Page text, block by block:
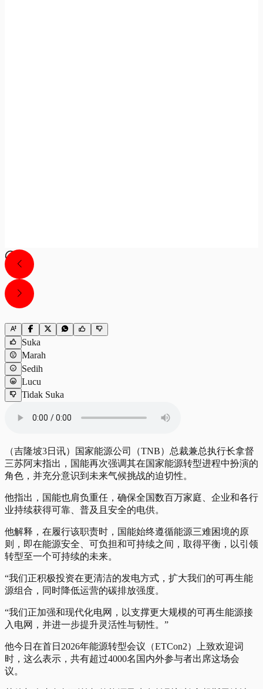
Suka
Marah
Sedih
Lucu
Tidak Suka
（吉隆坡3日讯）国家能源公司（TNB）总裁兼总执行长拿督
三苏阿末指出，国能再次强调其在国家能源转型进程中扮演的
角色，并充分意识到未来气候挑战的迫切性。
他指出，国能也肩负重任，确保全国数百万家庭、企业和各行
业持续获得可靠、普及且安全的电供。
他解释，在履行该职责时，国能始终遵循能源三难困境的原
则，即在能源安全、可负担和可持续之间，取得平衡，以引领
转型至一个可持续的未来。
“我们正积极投资在更清洁的发电方式，扩大我们的可再生能
源组合，同时降低运营的碳排放强度。
“我们正加强和现代化电网，以支撑更大规模的可再生能源接
入电网，并进一步提升灵活性与韧性。”
他今日在首日2026年能源转型会议（ETCon2）上致欢迎词
时，这么表示，共有超过4000名国内外参与者出席这场会
议。